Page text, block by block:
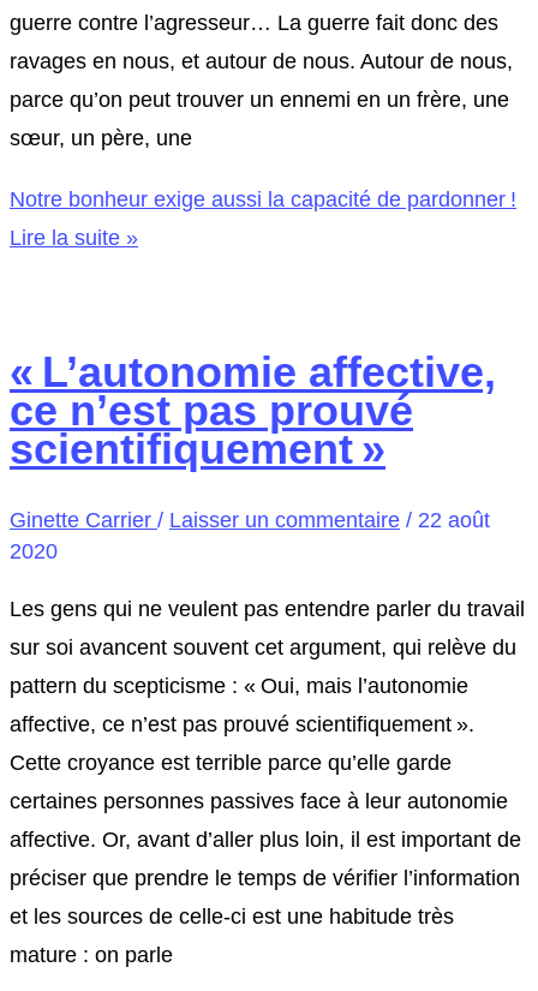
guerre contre l’agresseur… La guerre fait donc des
ravages en nous, et autour de nous. Autour de nous,
parce qu’on peut trouver un ennemi en un frère, une
sœur, un père, une
Notre bonheur exige aussi la capacité de pardonner !
Lire la suite »
« L’autonomie affective,
ce n’est pas prouvé
scientifiquement »
Ginette Carrier / Laisser un commentaire / 22 août
2020
Les gens qui ne veulent pas entendre parler du travail
sur soi avancent souvent cet argument, qui relève du
pattern du scepticisme : « Oui, mais l’autonomie
affective, ce n’est pas prouvé scientifiquement ».
Cette croyance est terrible parce qu’elle garde
certaines personnes passives face à leur autonomie
affective. Or, avant d’aller plus loin, il est important de
préciser que prendre le temps de vérifier l’information
et les sources de celle-ci est une habitude très
mature : on parle